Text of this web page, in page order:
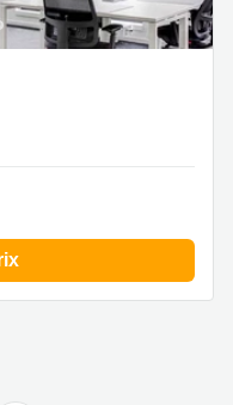
étage, Charleroi